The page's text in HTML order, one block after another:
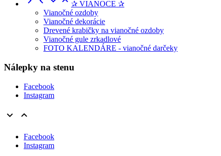
✰ VIANOCE ✰
Vianočné ozdoby
Vianočné dekorácie
Drevené krabičky na vianočné ozdoby
Vianočné gule zrkadlové
FOTO KALENDÁRE - vianočné darčeky
Nálepky na stenu
Facebook
Instagram
 
Facebook
Instagram